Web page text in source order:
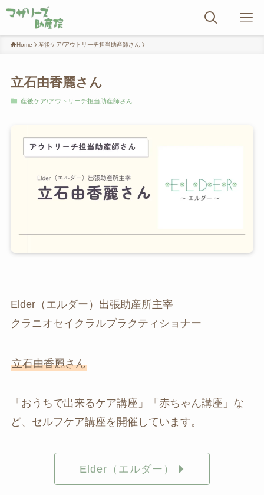
Home 産後ケア/アウトリーチ担当助産師さん
立石由香麗さん
産後ケア/アウトリーチ担当助産師さん
Elder（エルダー）出張助産所主宰
クラニオセイクラルプラクティショナー
立石由香麗さん
「おうちで出来るケア講座」「赤ちゃん講座」な
ど、セルフケア講座を開催しています。
Elder（エルダー）